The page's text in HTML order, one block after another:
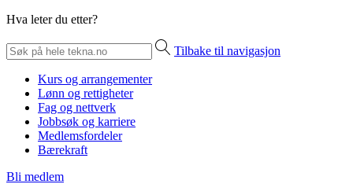
Hva leter du etter?
Tilbake til navigasjon
Kurs og arrangementer
Lønn og rettigheter
Fag og nettverk
Jobbsøk og karriere
Medlemsfordeler
Bærekraft
Bli medlem